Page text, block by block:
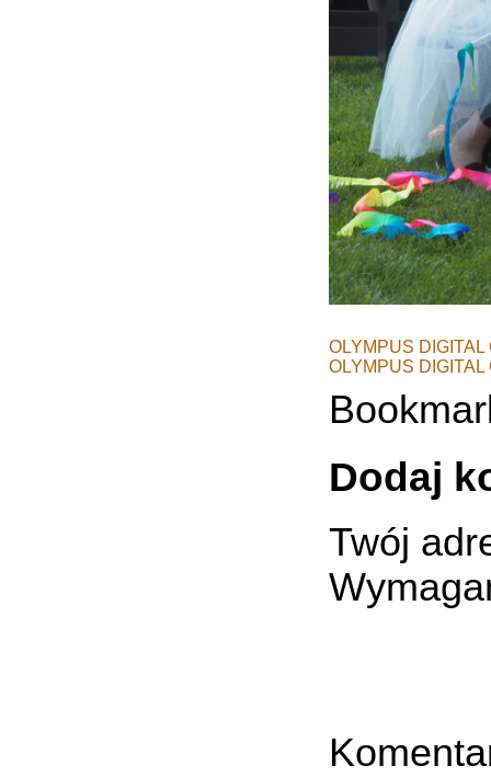
OLYMPUS DIGITAL
OLYMPUS DIGITAL
Dodaj
Twój